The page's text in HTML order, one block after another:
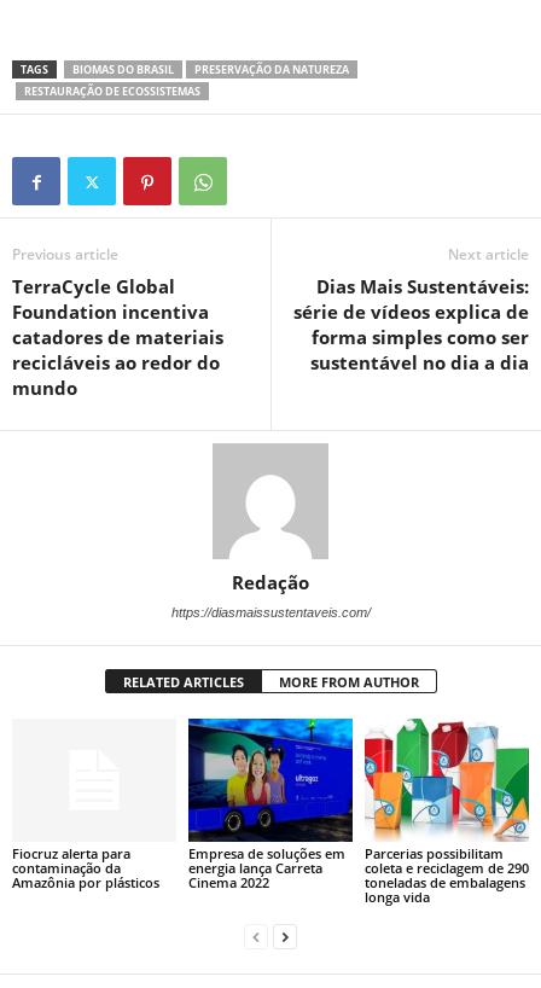
TAGS BIOMAS DO BRASIL
PRESERVAÇÃO DA NATUREZA
RESTAURAÇÃO DE ECOSSISTEMAS
Previous article
TerraCycle Global
Foundation incentiva
catadores de materiais
recicláveis ao redor do
mundo
Next article
Dias Mais Sustentáveis:
série de vídeos explica de
forma simples como ser
sustentável no dia a dia
Redação
https://diasmaissustentaveis.com/
RELATED ARTICLES MORE FROM AUTHOR
Fiocruz alerta para
contaminação da
Amazônia por plásticos
Empresa de soluções em
energia lança Carreta
Cinema 2022
Parcerias possibilitam
coleta e reciclagem de 290
toneladas de embalagens
longa vida